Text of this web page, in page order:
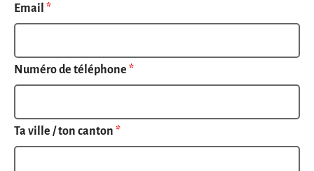
Email *
Numéro de téléphone *
Ta ville / ton canton *